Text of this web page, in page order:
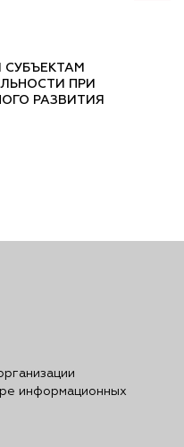
ПРИ
РАЗВИТИЯ
информационных